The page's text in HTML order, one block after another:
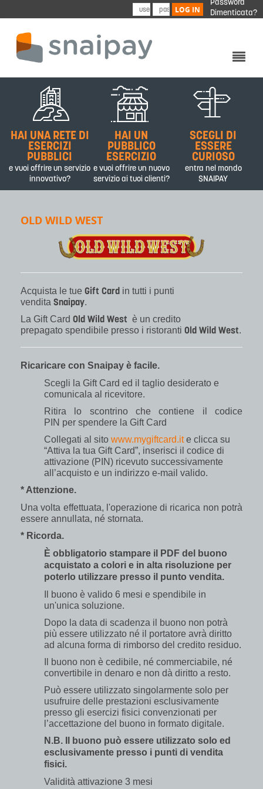
LOG IN
Password
Dimenticata?
CHI SIAMO
PRODOTTI&SERVIZI
PARTNER
CONTATTI
HAI UNA RETE DI
ESERCIZI
PUBBLICI
e vuoi offrire un servizio
innovativo?
HAI UN
PUBBLICO
ESERCIZIO
e vuoi offrire un nuovo
servizio ai tuoi clienti?
SCEGLI DI
ESSERE
CURIOSO
entra nel mondo
SNAIPAY
OLD WILD WEST
Acquista le tue Gift Card in tutti i punti
vendita Snaipay.
La Gift Card Old Wild West è un credito
prepagato spendibile presso i ristoranti Old Wild West.
Ricaricare con Snaipay è facile.
Scegli la Gift Card ed il taglio desiderato e
comunicala al ricevitore.
Ritira lo scontrino che contiene il codice
PIN per spendere la Gift Card
Collegati al sito www.mygiftcard.ite clicca su
“Attiva la tua Gift Card”, inserisci il codice di
attivazione (PIN) ricevuto successivamente
all’acquisto e un indirizzo e-mail valido.
* Attenzione.
Una volta effettuata, l'operazione di ricarica non potrà
essere annullata, né stornata.
* Ricorda.
È obbligatorio stampare il PDF del buono
acquistato a colori e in alta risoluzione per
poterlo utilizzare presso il punto vendita.
Il buono è valido 6 mesi e spendibile in
un'unica soluzione.
Dopo la data di scadenza il buono non potrà
più essere utilizzato né il portatore avrà diritto
ad alcuna forma di rimborso del credito residuo.
Il buono non è cedibile, né commerciabile, né
convertibile in denaro e non dà diritto a resto.
Può essere utilizzato singolarmente solo per
usufruire delle prestazioni esclusivamente
presso gli esercizi fisici convenzionati per
l’accettazione del buono in formato digitale.
N.B. Il buono può essere utilizzato solo ed
esclusivamente presso i punti di vendita
fisici.
Validità attivazione 3 mesi